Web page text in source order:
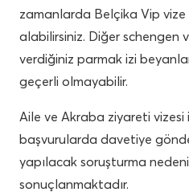
zamanlarda Belçika Vip vize
alabilirsiniz. Diğer schengen
verdiğiniz parmak izi
geçerli olmayabilir.
Aile ve Akraba ziyareti vizesi
başvurularda davetiye
yapılacak soruşturma
sonuçlanmaktadır.